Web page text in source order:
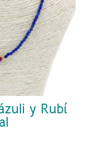
y Rubí